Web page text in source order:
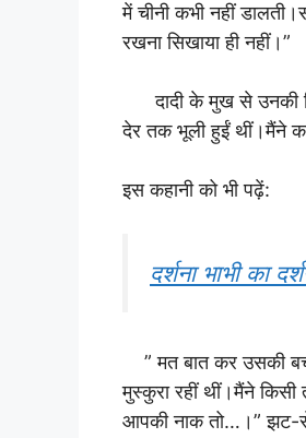
में चीनी कभी नहीं
रखना सिखाया ही नहीं।”
दादी के मुख से उनकी
देर तक भूली हुईं थीं।मैंने
इस कहानी को भी पढ़ें:
दर्शना भाभी का
” मत बात कर उसकी
मुस्कुरा रहीं थीं।मैंने
आपकी नाक तो…।” झट-से